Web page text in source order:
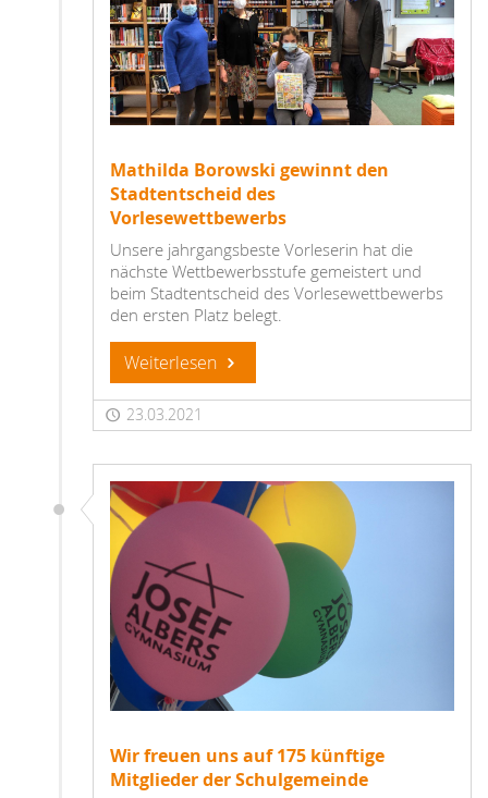
Mathilda Borowski gewinnt den
Stadtentscheid des
Vorlesewettbewerbs
Unsere jahrgangsbeste Vorleserin hat die
nächste Wettbewerbsstufe gemeistert und
beim Stadtentscheid des Vorlesewettbewerbs
den ersten Platz belegt.
Weiterlesen
23.03.2021
Wir freuen uns auf 175 künftige
Mitglieder der Schulgemeinde